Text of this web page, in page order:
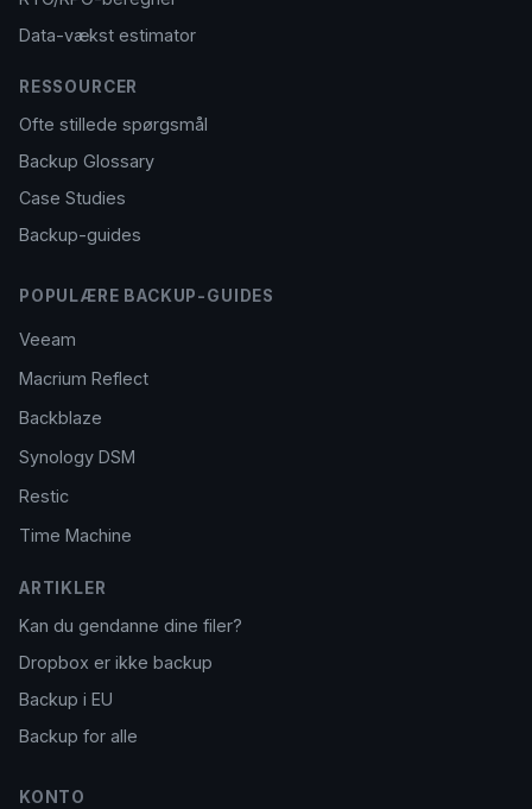
Data-vækst estimator
RESSOURCER
Ofte stillede spørgsmål
Backup Glossary
Case Studies
Backup-guides
POPULÆRE BACKUP-GUIDES
Veeam
Macrium Reflect
Backblaze
Synology DSM
Restic
Time Machine
ARTIKLER
Kan du gendanne dine filer?
Dropbox er ikke backup
Backup i EU
Backup for alle
KONTO